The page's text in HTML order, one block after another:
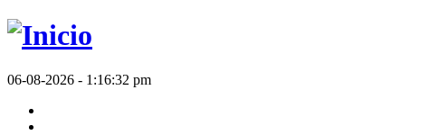
06-08-2026 - 1:16:32 pm